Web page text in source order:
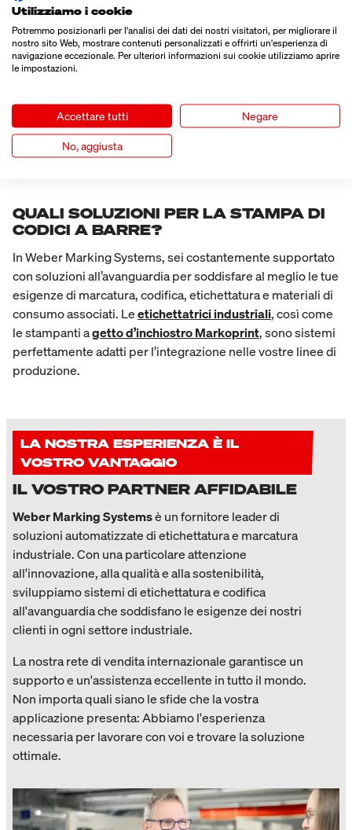
CODICI A BARRE?
Sia il codice QR che il Datamatrix applicano lo standard ISO:
Codice QR: ISO/IEC 18004
D’altra parte, solo il Datamatrix è omologato da GS1 per
prodotti sanitari, automobilistici e aerospaziali.
QUALI SOLUZIONI PER LA STAMPA DI
CODICI A BARRE?
In Weber Marking Systems, sei costantemente supportato
con soluzioni all’avanguardia per soddisfare al meglio le tue
esigenze di marcatura, codifica, etichettatura e materiali di
consumo associati. Leetichettatrici industriali, così come
le stampanti agetto d’inchiostro Markoprint, sono sistemi
perfettamente adatti per l’integrazione nelle vostre linee di
produzione.
LA NOSTRA ESPERIENZA È IL
VOSTRO VANTAGGIO
IL VOSTRO PARTNER AFFIDABILE
Weber Marking Systemsè un fornitore leader di
soluzioni automatizzate di etichettatura e marcatura
industriale. Con una particolare attenzione
all'innovazione, alla qualità e alla sostenibilità,
sviluppiamo sistemi di etichettatura e codifica
all'avanguardia che soddisfano le esigenze dei nostri
clienti in ogni settore industriale.
La nostra rete di vendita internazionale garantisce un
supporto e un'assistenza eccellente in tutto il mondo.
Non importa quali siano le sfide che la vostra
applicazione presenta: Abbiamo l'esperienza
necessaria per lavorare con voi e trovare la soluzione
ottimale.
Utilizziamo i cookie
Potremmo posizionarli per l'analisi dei dati dei nostri visitatori, per migliorare il
nostro sito Web, mostrare contenuti personalizzati e offrirti un'esperienza di
navigazione eccezionale. Per ulteriori informazioni sui cookie utilizziamo aprire
le impostazioni.
Accettare tutti Negare
No, aggiusta